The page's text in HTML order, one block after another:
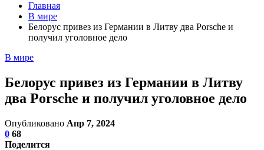
Главная
В мире
Белорус привез из Германии в Литву два Porsche и
получил уголовное дело
В мире
Белорус привез из Германии в Литву
два Porsche и получил уголовное дело
Опубликовано Апр 7, 2024
0 68
Поделится